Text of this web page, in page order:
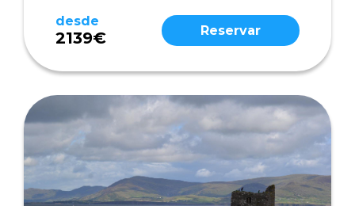
desde
2139€ Reservar